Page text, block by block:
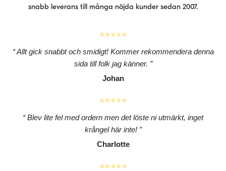
snabb leverans till många nöjda kunder sedan 2007.
⭐⭐⭐⭐⭐
Allt gick snabbt och smidigt! Kommer rekommendera denna
sida till folk jag känner.
Johan
⭐⭐⭐⭐⭐
Blev lite fel med ordern men det löste ni utmärkt, inget
krångel här inte!
Charlotte
⭐⭐⭐⭐⭐